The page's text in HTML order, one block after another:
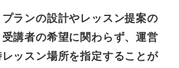
ランの設計やレッスン提案の
講者の希望に関わらず、運営
ッスン場所を指定することが